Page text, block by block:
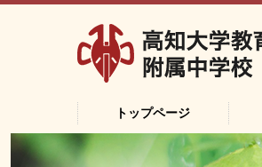
トップページ